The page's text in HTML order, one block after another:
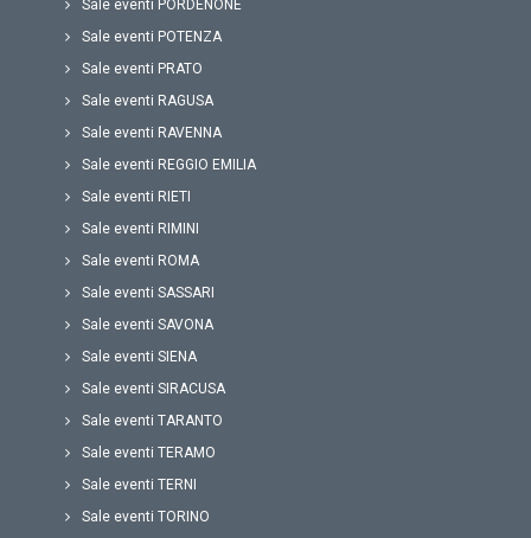
Sale eventi PORDENONE
Sale eventi POTENZA
Sale eventi PRATO
Sale eventi RAGUSA
Sale eventi RAVENNA
Sale eventi REGGIO EMILIA
Sale eventi RIETI
Sale eventi RIMINI
Sale eventi ROMA
Sale eventi SASSARI
Sale eventi SAVONA
Sale eventi SIENA
Sale eventi SIRACUSA
Sale eventi TARANTO
Sale eventi TERAMO
Sale eventi TERNI
Sale eventi TORINO